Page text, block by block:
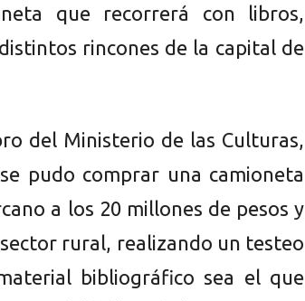
que recorrerá con libros,
rincones de la capital de
del Ministerio de las Culturas,
pudo comprar una camioneta
a los 20 millones de pesos y
rural, realizando un testeo
bibliográfico sea el que